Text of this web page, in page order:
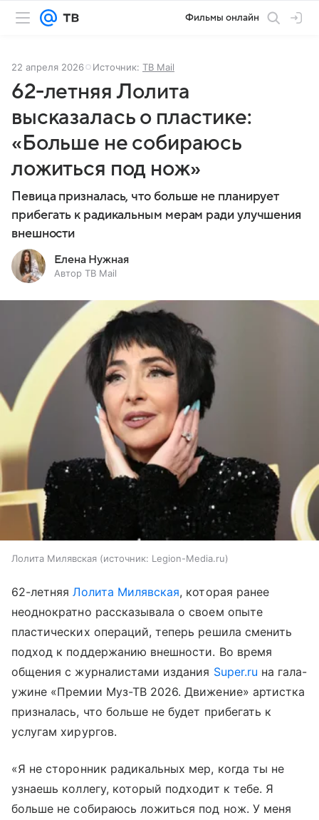
Фильмы онлайн
22 апреля 2026 Источник: ТВ Mail
62-летняя Лолита
высказалась о пластике:
«Больше не собираюсь
ложиться под нож»
Певица призналась, что больше не планирует
прибегать к радикальным мерам ради улучшения
внешности
Елена Нужная
Автор ТВ Mail
Лолита Милявская источник: Legion-Media.ru
62-летняяЛолита Милявская, которая ранее
неоднократно рассказывала о своем опыте
пластических операций, теперь решила сменить
подход к поддержанию внешности. Во время
общения с журналистами издания Super.ru на гала-
ужине «Премии Муз-ТВ 2026. Движение» артистка
призналась, что больше не будет прибегать к
услугам хирургов.
«Я не сторонник радикальных мер, когда ты не
узнаешь коллегу, который подходит к тебе. Я
больше не собираюсь ложиться под нож. У меня